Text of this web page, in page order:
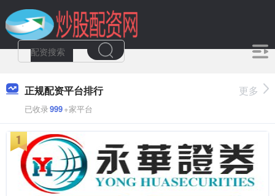
正规配资平台排行
已收录999+家平台
更多